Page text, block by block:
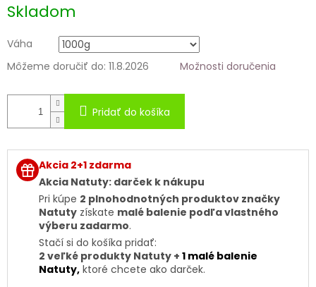
Skladom
Váha
Môžeme doručiť do: 11.8.2026 Možnosti doručenia
Pridať do košíka
Akcia 2+1 zdarma
Akcia Natuty: darček k nákupu
Pri kúpe 2 plnohodnotných produktov značky
Natuty získate malé balenie podľa vlastného
výberu zadarmo.
Stačí si do košíka pridať:
2 veľké produkty Natuty + 1 malé balenie
Natuty, ktoré chcete ako darček.